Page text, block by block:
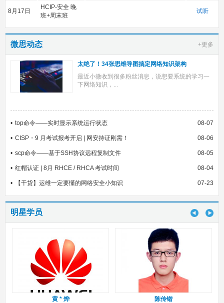
8月17日
HCIP-安全 晚
班+周末班
试听
微思动态 +更多
太绝了！34张思维导图搞定网络知识架构
最近小微收到很多粉丝消息，说想要系统的学习一
下网络知识，...
top命令——实时显示系统运行状态 08-07
CISP・9 月考试报考开启 | 网安持证刚需！ 08-06
scp命令——基于SSH协议远程复制文件 08-05
红帽认证 | 8月 RHCE / RHCA 考试时间 08-04
【干货】运维一定要懂的网络安全小知识 07-23
明星学员
黄 * 烨
陈传锴